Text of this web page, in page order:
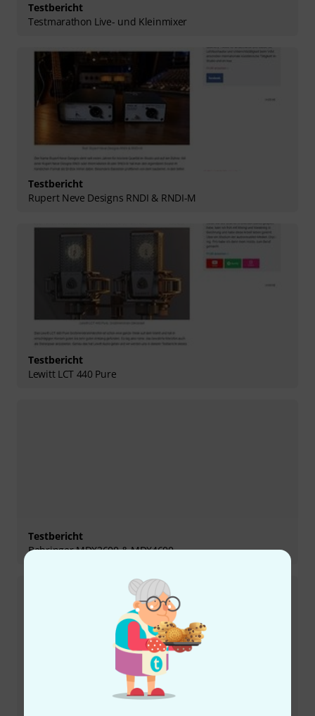
Testbericht
Testmarathon Live- und Kleinmixer
Testbericht
Rupert Neve Designs RNDI & RNDI-M
Testbericht
Lewitt LCT 440 Pure
Testbericht
Behringer MDX2600 & MDX4600